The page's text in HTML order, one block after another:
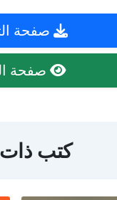
صفحة
صفحة
كتب